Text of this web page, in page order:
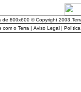
de 800x600 © Copyright
com o Terra | Aviso Legal |